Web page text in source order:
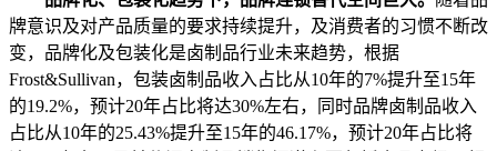
牌意识及对产品质量的要求持续提升，及消费者的习惯不断改
变，品牌化及包装化是卤制品行业未来趋势，根据
Frost&Sullivan，包装卤制品收入占比从10年的7%提升至15年
的19.2%，预计20年占比将达30%左右，同时品牌卤制品收入
占比从10年的25.43%提升至15年的46.17%，预计20年占比将